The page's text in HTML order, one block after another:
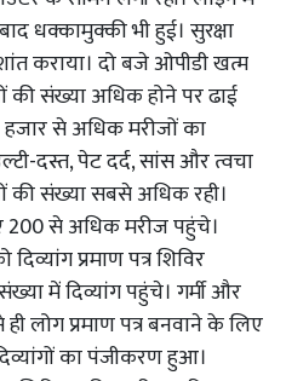
धक्कामुक्की भी हुई। सुरक्षा
कराया। दो बजे ओपीडी खत्म
की संख्या अधिक होने पर ढाई
से अधिक मरीजों का
दस्त, पेट दर्द, सांस और त्वचा
की संख्या सबसे अधिक रही।
200 से अधिक मरीज पहुंचे।
प्रमाण पत्र शिविर
में दिव्यांग पहुंचे। गर्मी और
लोग प्रमाण पत्र बनवाने के लिए
का पंजीकरण हुआ।